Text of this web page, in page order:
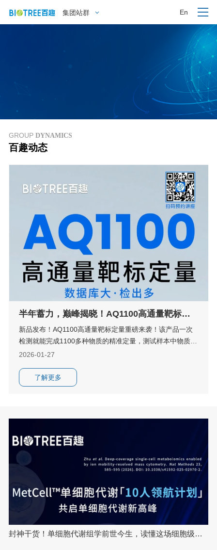
集团站群 En
GROUP DYNAMICS
百趣动态
半年蓄力，巅峰揭晓！AQ1100高通量靶标定
新品发布！AQ1100高通量靶标定量重磅来袭！该产品一次
检测就能完成1100多种物质的精准定量，测试样本中物质检
出率平均提升40%以上。这不仅是检测通量的数字飞跃，更
度解锁AQ1100的硬核实力！
2026-01-27
了解更多
封神干货！单细胞代谢组学前世今生，读懂这场细胞级代